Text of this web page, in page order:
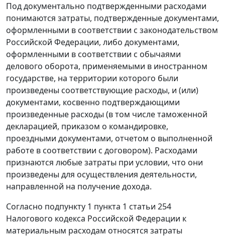
Под документально подтвержденными расходами
понимаются затраты, подтвержденные документами,
оформленными в соответствии с законодательством
Российской Федерации, либо документами,
оформленными в соответствии с обычаями
делового оборота, применяемыми в иностранном
государстве, на территории которого были
произведены соответствующие расходы, и (или)
документами, косвенно подтверждающими
произведенные расходы (в том числе таможенной
декларацией, приказом о командировке,
проездными документами, отчетом о выполненной
работе в соответствии с договором). Расходами
признаются любые затраты при условии, что они
произведены для осуществления деятельности,
направленной на получение дохода.
Согласно подпункту 1 пункта 1 статьи 254
Налогового кодекса Российской Федерации к
материальным расходам относятся затраты